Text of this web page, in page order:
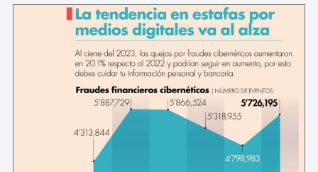
AÑOS.
CÓMO
LA
IA
LO
HACE
MÁS
POSIBLE
QUE
NUNCA"